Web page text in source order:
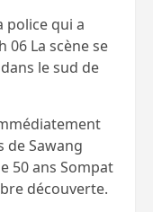
police qui a
06 La scène se
le sud de
de Sawang
50 ans Sompat
découverte.